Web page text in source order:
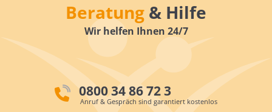
Beratung & Hilfe
Wir helfen Ihnen 24/7
0800 34 86 72 3
Anruf & Gespräch sind garantiert kostenlos